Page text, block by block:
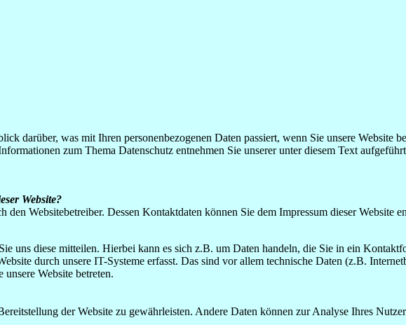
darüber, was mit Ihren personenbezogenen Daten passiert, wenn Sie unsere Website
zum Thema Datenschutz entnehmen Sie unserer unter diesem Text
Website?
Websitebetreiber. Dessen Kontaktdaten können Sie dem Impressum dieser Website
uns diese mitteilen. Hierbei kann es sich z.B. um Daten handeln, die Sie in ein
durch unsere IT-Systeme erfasst. Das sind vor allem technische Daten (z.B.
Website betreten.
der Website zu gewährleisten. Andere Daten können zur Analyse Ihres